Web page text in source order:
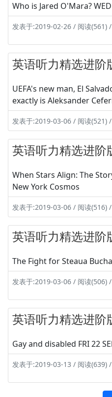
Who is Jared O'Mara?
发表于:2019-02-26 / 阅读(561)
英语听力精选进阶
UEFA's new man, El
exactly is Aleksander
发表于:2019-03-06 / 阅读(521)
英语听力精选进阶
When Stars Align: The
New York Cosmos
发表于:2019-03-06 / 阅读(516)
英语听力精选进阶
The Fight for Steaua
发表于:2019-03-06 / 阅读(506)
英语听力精选进阶
Gay and disabled FRI 22
发表于:2019-03-13 / 阅读(639)